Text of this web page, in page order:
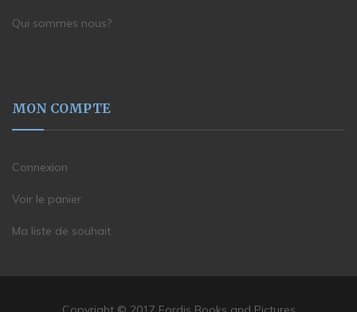
Qui sommes nous?
MON COMPTE
Connexion
Voir le panier
Ma liste de souhait